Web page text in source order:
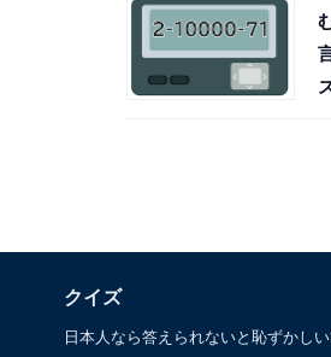
クイズ
日本人なら答えられないと恥ずかし